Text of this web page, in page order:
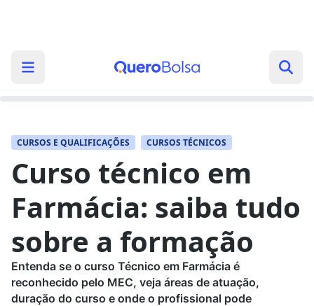
CURSOS E QUALIFICAÇÕES CURSOS TÉCNICOS
Curso técnico em
Farmácia: saiba tudo
sobre a formação
Entenda se o curso Técnico em Farmácia é
reconhecido pelo MEC, veja áreas de atuação,
duração do curso e onde o profissional pode